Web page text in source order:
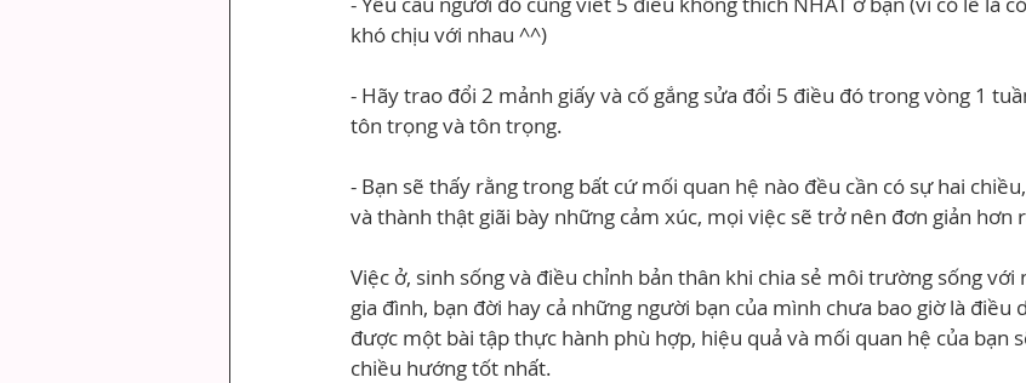
khó chịu với nhau ^^)
- Hãy trao đổi 2 mảnh giấy và cố gắng sửa đổi 5 điều đó trong vòng 1
tôn trọng và tôn trọng.
- Bạn sẽ thấy rằng trong bất cứ mối quan hệ nào đều cần có sự hai
và thành thật giãi bày những cảm xúc, mọi việc sẽ trở nên đơn giản hơn
Việc ở, sinh sống và điều chỉnh bản thân khi chia sẻ môi trường sống
gia đình, bạn đời hay cả những người bạn của mình chưa bao giờ là điều
được một bài tập thực hành phù hợp, hiệu quả và mối quan hệ của bạn
chiều hướng tốt nhất.